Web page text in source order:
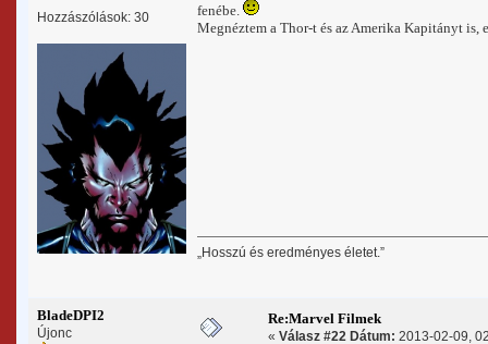
Hozzászólások: 30
fenébe.
Megnéztem a Thor-t és az Amerika Kapitányt is,
„Hosszú és eredményes életet.”
BladeDPI2
Újonc
Re:Marvel Filmek
« Válasz #22 Dátum: 2013-02-09,